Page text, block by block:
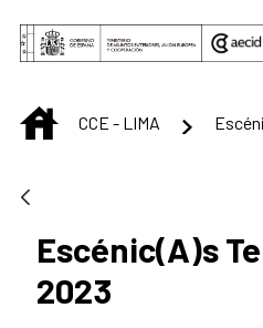
Saltar al contenido principal
INICIOCCE - LIMA
Escénic(A)s
2023